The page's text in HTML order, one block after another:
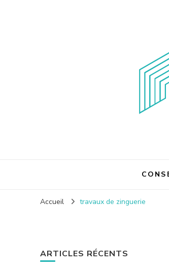
Accueil travaux de zinguerie
ARTICLES RÉCENTS